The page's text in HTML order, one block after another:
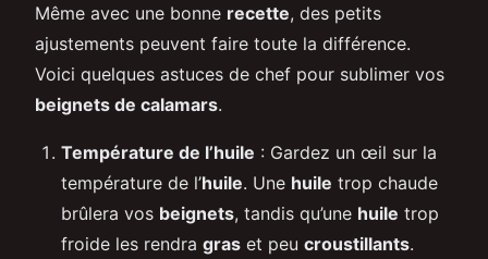
Même avec une bonne recette, des petits
ajustements peuvent faire toute la différence.
Voici quelques astuces de chef pour sublimer vos
beignets de calamars.
Température de l’huile : Gardez un œil sur la
température de l’huile. Une huile trop chaude
brûlera vos beignets, tandis qu’une huile trop
froide les rendra gras et peu croustillants.